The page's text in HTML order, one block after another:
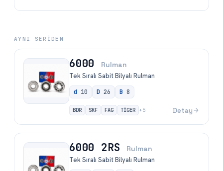
AYNI SERIDEN
6000 Rulman
Tek Sıralı Sabit Bilyalı Rulman
d 10 D 26 B 8
BDR SKF FAG TİGER +5 Detay
6000 2RS Rulman
Tek Sıralı Sabit Bilyalı Rulman